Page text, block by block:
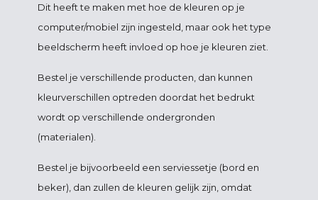
Dit heeft te maken met hoe de kleuren op je
computer/mobiel zijn ingesteld, maar ook het type
beeldscherm heeft invloed op hoe je kleuren ziet.
Bestel je verschillende producten, dan kunnen
kleurverschillen optreden doordat het bedrukt
wordt op verschillende ondergronden
(materialen).
Bestel je bijvoorbeeld een serviessetje (bord en
beker), dan zullen de kleuren gelijk zijn, omdat